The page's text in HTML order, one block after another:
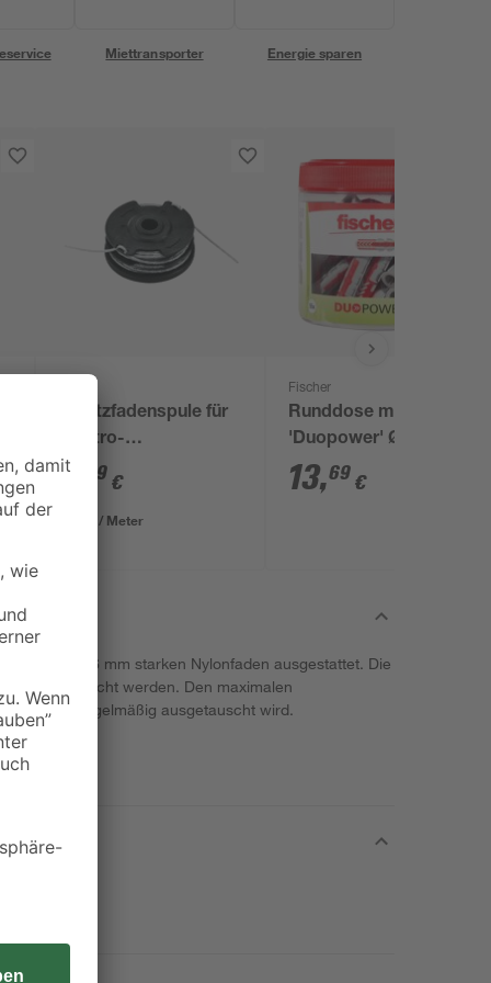
Miettransporter Energie sparen
Ersatzfadenspule für
Elektro-
Rasentrimmer 'ART'
Ø 1,6 mm x 600 m
9 99 €
1,67 € / Meter
Fischer
Runddose mit Dübeln
'Duopower' Ø 10 x 50
mm, 55-teilig
13,69 €
und 1,6 mm starken Nylonfaden ausgestattet. Die
ausgetauscht werden. Den maximalen
Spule regelmäßig ausgetauscht wird.